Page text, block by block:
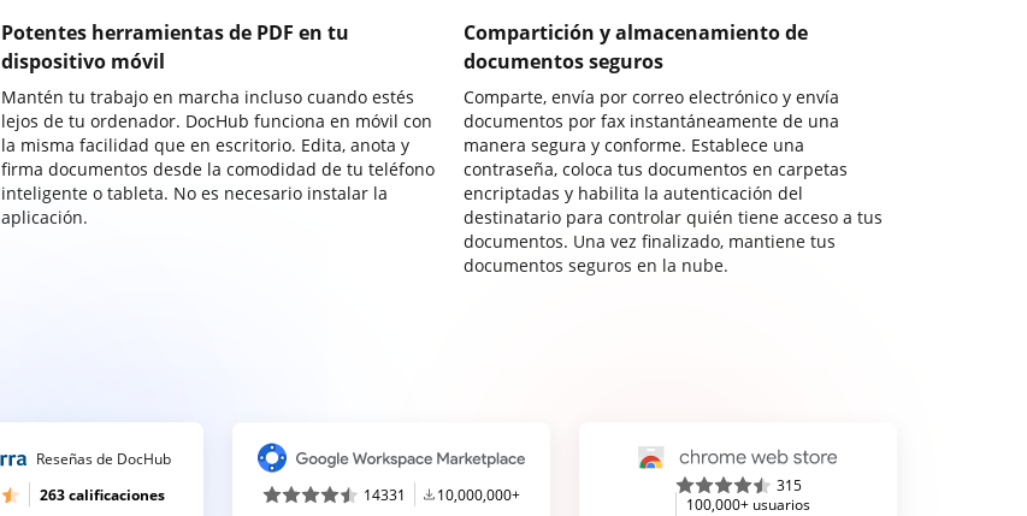
Potentes herramientas de PDF en tu
dispositivo móvil
Mantén tu trabajo en marcha incluso cuando estés
lejos de tu ordenador. DocHub funciona en móvil con
la misma facilidad que en escritorio. Edita, anota y
firma documentos desde la comodidad de tu teléfono
inteligente o tableta. No es necesario instalar la
aplicación.
Compartición y almacenamiento de
documentos seguros
Comparte, envía por correo electrónico y envía
documentos por fax instantáneamente de una
manera segura y conforme. Establece una
contraseña, coloca tus documentos en carpetas
encriptadas y habilita la autenticación del
destinatario para controlar quién tiene acceso a tus
documentos. Una vez finalizado, mantiene tus
documentos seguros en la nube.
Reseñas de DocHub
263 calificaciones
14331 10,000,000+
315
100,000+ usuarios